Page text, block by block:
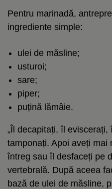
Pentru marinadă,
ingrediente simple:
ulei de măsline;
usturoi;
sare;
piper;
puțină lămâie.
„Îl decapitați, îl eviscerați,
tamponați. Apoi aveți mai
întreg sau îl desfaceți pe
vertebrală. După aceea
bază de ulei de măsline,